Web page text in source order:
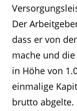
Der
dass er von
mache und
in Höhe von
einmalige
brutto abgelte.